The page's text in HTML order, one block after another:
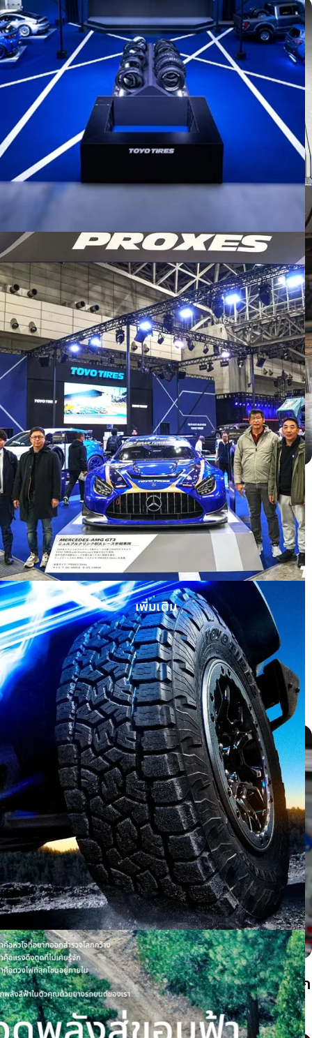
Honda HRV ติดตั้ง OPEN COUNTRY H/T
II WHITE LETTER
เพิ่มเติม
บทความ
ยาง XL คืออะไร? ต่างจากยางธรรมดาอย่างไร เลือก
ผิดมีผลหรือไม่